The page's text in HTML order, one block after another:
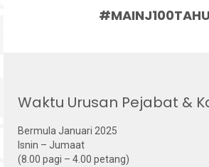
Waktu Urusan Pejabat &
Bermula Januari 2025
Isnin – Jumaat
(8.00 pagi – 4.00 petang)